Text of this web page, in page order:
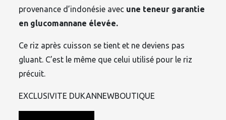
provenance d’indonésie avec une teneur garantie
en glucomannane élevée.
Ce riz après cuisson se tient et ne deviens pas
gluant. C’est le même que celui utilisé pour le riz
précuit.
EXCLUSIVITE DUKANNEWBOUTIQUE